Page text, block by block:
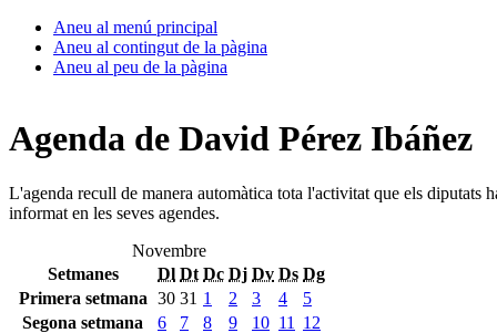
Aneu al menú principal
Aneu al contingut de la pàgina
Aneu al peu de la pàgina
Agenda de David Pérez Ibáñez
L'agenda recull de manera automàtica tota l'activitat que els diputats
informat en les seves agendes.
Novembre
Setmanes
Dl Dt Dc Dj Dv Ds Dg
Primera setmana 30 31 1 2 3 4
5
Segona setmana
6 7 8 9 10 11
12